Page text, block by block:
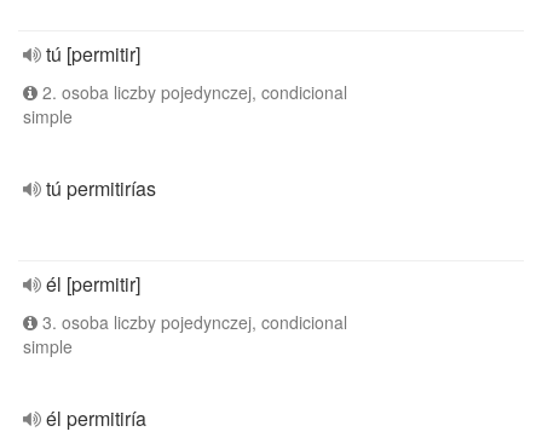
tú [permitir]
2. osoba liczby pojedynczej, condicional
simple
tú permitirías
él [permitir]
3. osoba liczby pojedynczej, condicional
simple
él permitiría